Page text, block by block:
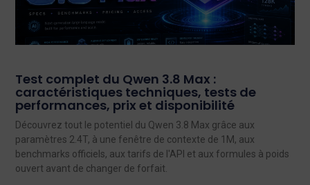
Test complet du Qwen 3.8 Max :
caractéristiques techniques, tests de
performances, prix et disponibilité
Découvrez tout le potentiel du Qwen 3.8 Max grâce aux
paramètres 2.4T, à une fenêtre de contexte de 1M, aux
benchmarks officiels, aux tarifs de l'API et aux formules à poids
ouvert avant de changer de forfait.